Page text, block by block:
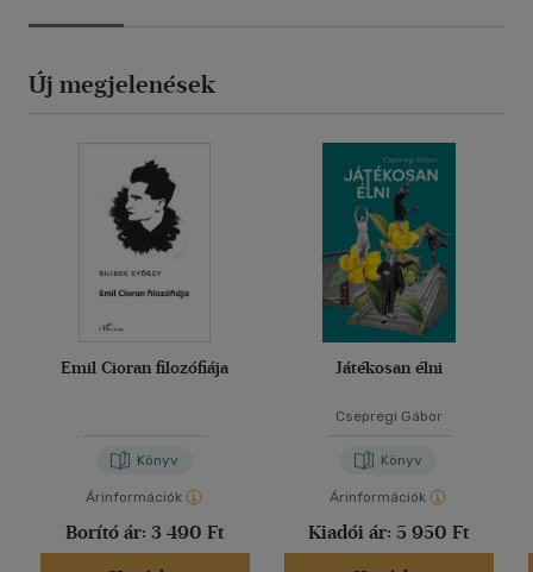
Új megjelenések
Emil Cioran filozófiája
Könyv
Árinformációk
Borító ár: 3 490 Ft
Játékosan élni
Csepregi Gábor
Könyv
Árinformációk
Kiadói ár: 5 950 Ft